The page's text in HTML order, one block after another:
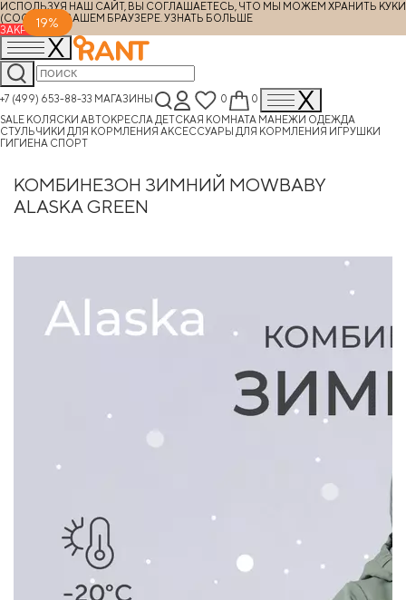
ИСПОЛЬЗУЯ НАШ САЙТ, ВЫ СОГЛАШАЕТЕСЬ, ЧТО МЫ МОЖЕМ ХРАНИТЬ КУКИ
(COOKIES) В ВАШЕМ БРАУЗЕРЕ. УЗНАТЬ БОЛЬШЕ
ЗАКРЫТЬ
+7 (499) 653-88-33 МАГАЗИНЫ 0
0
SALE КОЛЯСКИ АВТОКРЕСЛА ДЕТСКАЯ КОМНАТА МАНЕЖИ ОДЕЖДА
СТУЛЬЧИКИ ДЛЯ КОРМЛЕНИЯ АКСЕССУАРЫ ДЛЯ КОРМЛЕНИЯ ИГРУШКИ
ГИГИЕНА СПОРТ
КОМБИНЕЗОН ЗИМНИЙ MOWBABY
ALASKA GREEN
19%